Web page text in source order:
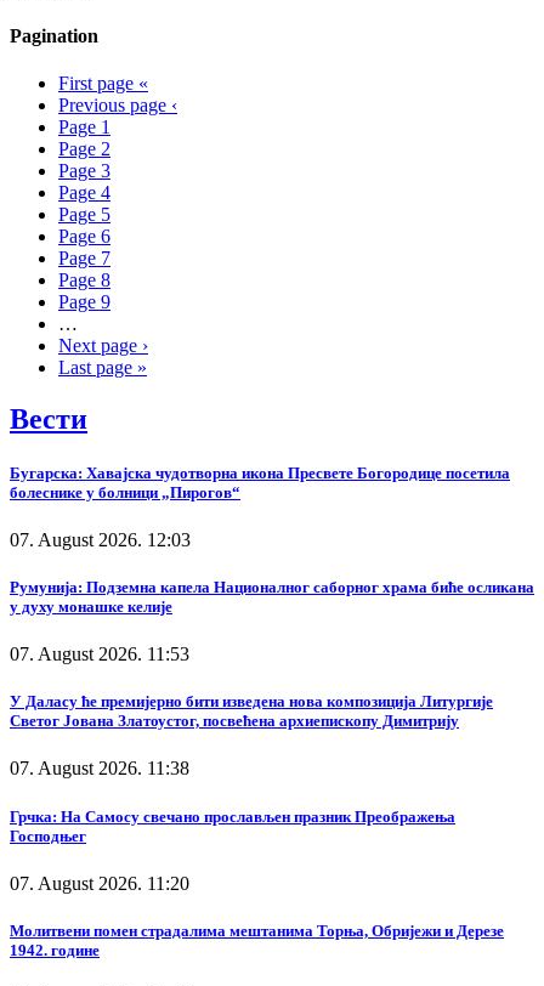
Pagination
First page «
Previous page ‹
Page 1
Page 2
Page 3
Page 4
Page 5
Page 6
Page 7
Page 8
Page 9
…
Next page ›
Last page »
Вести
Бугарска: Хавајска чудотворна икона Пресвете Богородице посетила
болеснике у болници „Пирогов“
07. August 2026. 12:03
Румунија: Подземна капела Националног саборног храма биће осликана
у духу монашке келије
07. August 2026. 11:53
У Даласу ће премијерно бити изведена нова композиција Литургије
Светог Јована Златоустог, посвећена архиепископу Димитрију
07. August 2026. 11:38
Грчка: На Самосу свечано прослављен празник Преображења
Господњег
07. August 2026. 11:20
Молитвени помен страдалима мештанима Торња, Обријежи и Дерезе
1942. године